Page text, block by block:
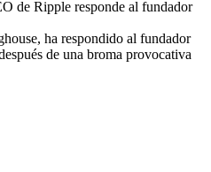
de Ripple responde al fundador
ha respondido al fundador
de una broma provocativa